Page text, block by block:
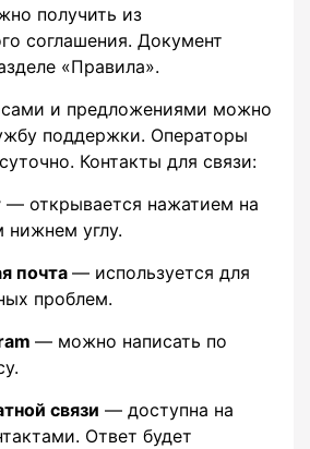
получить из
соглашения. Документ
«Правила».
и предложениями можно
поддержки. Операторы
Контакты для связи:
— открывается нажатием на
нижнем углу.
почта — используется для
проблем.
— можно написать по
связи — доступна на
Ответ будет